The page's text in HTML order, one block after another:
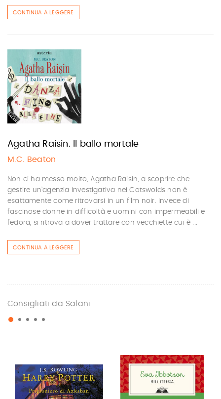
CONTINUA A LEGGERE
Agatha Raisin. Il ballo mortale
M.C. Beaton
Non ci ha messo molto, Agatha Raisin, a scoprire che
gestire un’agenzia investigativa nei Cotswolds non è
esattamente come ritrovarsi in un film noir. Invece di
fascinose donne in difficoltà e uomini con impermeabili e
fedora, si ritrova a dover trattare con vecchiette cui è ...
CONTINUA A LEGGERE
Consigliati da Salani